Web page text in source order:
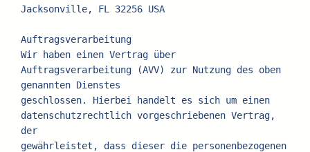
Jacksonville, FL 32256 USA
Auftragsverarbeitung
Wir haben einen Vertrag über
Auftragsverarbeitung (AVV) zur Nutzung des oben
genannten Dienstes
geschlossen. Hierbei handelt es sich um einen
datenschutzrechtlich vorgeschriebenen Vertrag,
der
gewährleistet, dass dieser die personenbezogenen